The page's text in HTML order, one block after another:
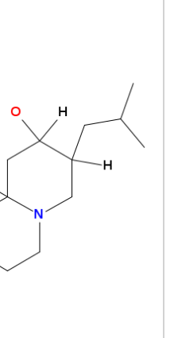
tabblad)